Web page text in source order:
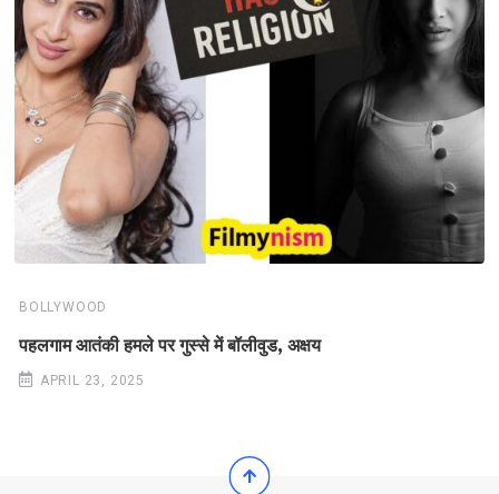
BOLLYWOOD
पहलगाम आतंकी हमले पर गुस्से में बॉलीवुड, अक्षय
APRIL 23, 2025